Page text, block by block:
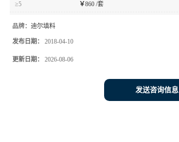
≥5 ￥860 /套
品牌： 迪尔填料
发布日期： 2018-04-10
更新日期： 2026-08-06
发送咨询信息